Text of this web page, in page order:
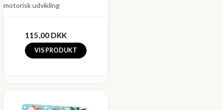
motorisk udvikling
115,00 DKK
VIS PRODUKT